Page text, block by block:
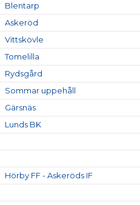
Blentarp
Askeröd
Vittskövle
Tomelilla
Rydsgård
Sommar uppehåll
Gärsnäs
Lunds BK
Hörby FF - Askeröds IF